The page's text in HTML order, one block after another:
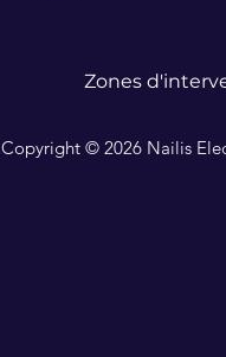
Zones
Copyright © 2026 Nailis